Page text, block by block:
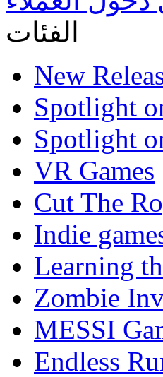
الفئات
New
Spotlight
Spotlight
VR Games
Cut The
Indie
Learning
Zombie
MESSI
Endless